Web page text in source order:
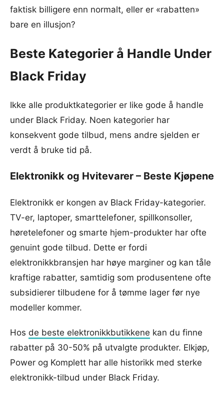
faktisk billigere enn normalt, eller er «rabatten»
bare en illusjon?
Beste Kategorier å Handle Under
Black Friday
Ikke alle produktkategorier er like gode å handle
under Black Friday. Noen kategorier har
konsekvent gode tilbud, mens andre sjelden er
verdt å bruke tid på.
Elektronikk og Hvitevarer – Beste Kjøpene
Elektronikk er kongen av Black Friday-kategorier.
TV-er, laptoper, smarttelefoner, spillkonsoller,
høretelefoner og smarte hjem-produkter har ofte
genuint gode tilbud. Dette er fordi
elektronikkbransjen har høye marginer og kan tåle
kraftige rabatter, samtidig som produsentene ofte
subsidierer tilbudene for å tømme lager før nye
modeller kommer.
Hos de beste elektronikkbutikkene kan du finne
rabatter på 30-50% på utvalgte produkter. Elkjøp,
Power og Komplett har alle historikk med sterke
elektronikk-tilbud under Black Friday.